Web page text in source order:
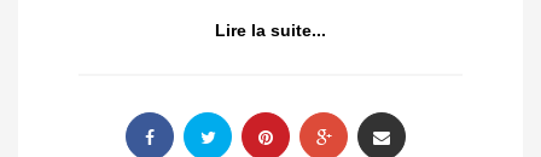
Lire la suite...